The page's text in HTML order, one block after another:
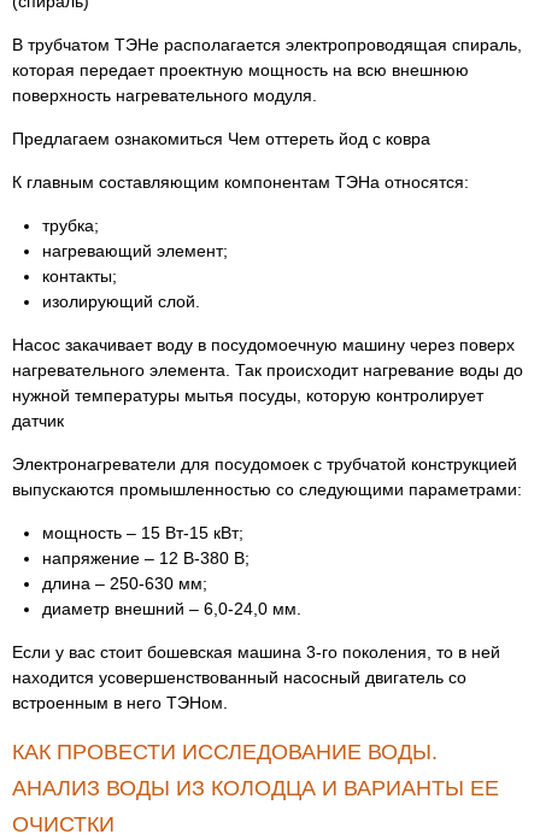
В трубчатом ТЭНе располагается электропроводящая спираль,
которая передает проектную мощность на всю внешнюю
поверхность нагревательного модуля.
Предлагаем ознакомиться Чем оттереть йод с ковра
К главным составляющим компонентам ТЭНа относятся:
трубка;
нагревающий элемент;
контакты;
изолирующий слой.
Насос закачивает воду в посудомоечную машину через поверх
нагревательного элемента. Так происходит нагревание воды до
нужной температуры мытья посуды, которую контролирует
датчик
Электронагреватели для посудомоек с трубчатой конструкцией
выпускаются промышленностью со следующими параметрами:
мощность – 15 Вт-15 кВт;
напряжение – 12 В-380 В;
длина – 250-630 мм;
диаметр внешний – 6,0-24,0 мм.
Если у вас стоит бошевская машина 3-го поколения, то в ней
находится усовершенствованный насосный двигатель со
встроенным в него ТЭНом.
КАК ПРОВЕСТИ ИССЛЕДОВАНИЕ ВОДЫ.
АНАЛИЗ ВОДЫ ИЗ КОЛОДЦА И ВАРИАНТЫ ЕЕ
ОЧИСТКИ